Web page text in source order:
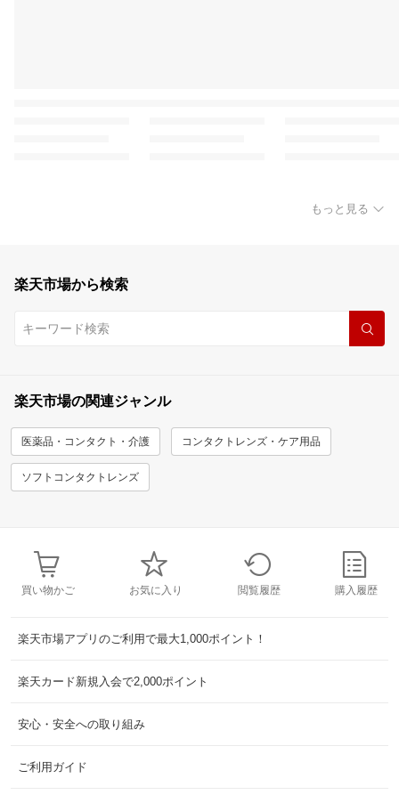
もっと見る
楽天市場から検索
楽天市場の関連ジャンル
医薬品・コンタクト・介護 コンタクトレンズ・ケア用品
ソフトコンタクトレンズ
買い物かご お気に入り 閲覧履歴 購入履歴
楽天市場アプリのご利用で最大1,000ポイント！
楽天カード新規入会で2,000ポイント
安心・安全への取り組み
ご利用ガイド